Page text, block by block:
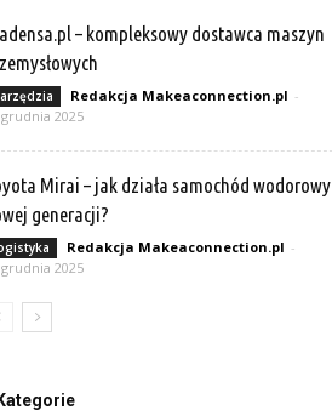
– kompleksowy dostawca maszyn
Redakcja Makeaconnection.pl -
2025
Mirai – jak działa samochód wodorowy
generacji?
Redakcja Makeaconnection.pl -
grudnia 2025
Kategorie